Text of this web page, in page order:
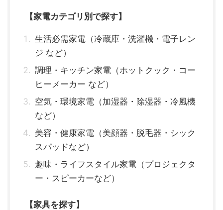
【家電カテゴリ別で探す】
生活必需家電（冷蔵庫・洗濯機・電子レン
ジ など）
調理・キッチン家電（ホットクック・コー
ヒーメーカー など）
空気・環境家電（加湿器・除湿器・冷風機
など）
美容・健康家電（美顔器・脱毛器・シック
スパッドなど）
趣味・ライフスタイル家電（プロジェクタ
ー・スピーカーなど）
【家具を探す】